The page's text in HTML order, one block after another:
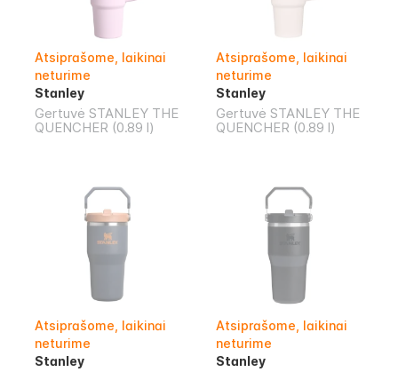
Atsiprašome, laikinai
neturime
Stanley
Gertuvė STANLEY THE
QUENCHER (0.89 l)
Atsiprašome, laikinai
neturime
Stanley
Gertuvė STANLEY THE
QUENCHER (0.89 l)
Atsiprašome, laikinai
neturime
Stanley
Atsiprašome, laikinai
neturime
Stanley